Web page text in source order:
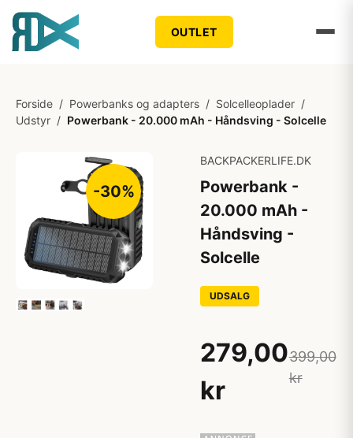
OUTLET
Forside / Powerbanks og adapters / Solcelleoplader /
Udstyr / Powerbank - 20.000 mAh - Håndsving - Solcelle
-30%
BACKPACKERLIFE.DK
Powerbank -
20.000 mAh -
Håndsving -
Solcelle
UDSALG
279,00
kr
399,00
kr